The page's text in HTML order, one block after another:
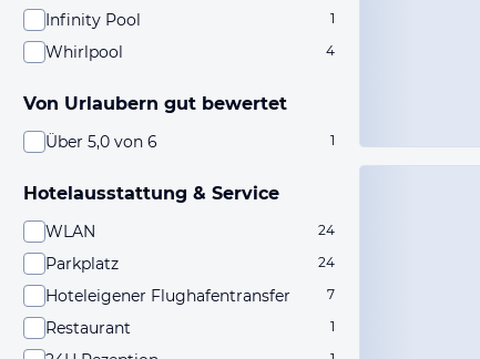
Infinity Pool 1
Whirlpool 4
Von Urlaubern gut bewertet
Über 5,0 von 6 1
Hotelausstattung & Service
WLAN 24
Parkplatz 24
Hoteleigener Flughafentransfer 7
Restaurant 1